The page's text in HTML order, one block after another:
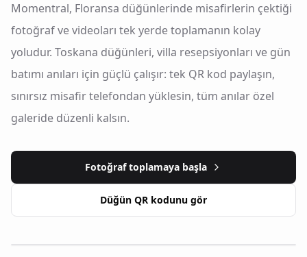
Momentral, Floransa düğünlerinde misafirlerin çektiği
fotoğraf ve videoları tek yerde toplamanın kolay
yoludur. Toskana düğünleri, villa resepsiyonları ve gün
batımı anıları için güçlü çalışır: tek QR kod paylaşın,
sınırsız misafir telefondan yüklesin, tüm anılar özel
galeride düzenli kalsın.
Fotoğraf toplamaya başla
Düğün QR kodunu gör